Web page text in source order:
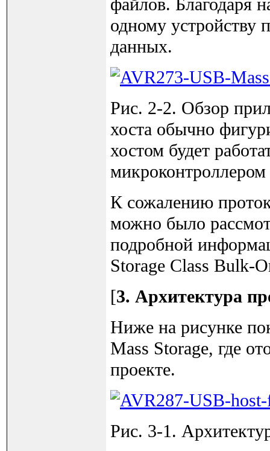
файлов. Благодаря
одному устройству
данных.
Рис. 2-2. Обзор
хоста обычно
хостом будет
К сожалению
можно было
подробной
Storage Class Bulk-
[3. Архитектура
Ниже на рисунке
Mass Storage, где
проекте.
Рис. 3-1.